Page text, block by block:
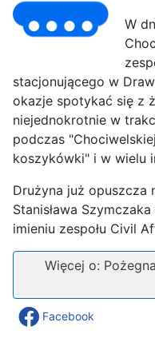
W
stacjonującego w
okazje spotykać się z
niejednokrotnie w
podczas
koszykówki" i w wielu
Drużyna już opuszcza
Stanisława
imieniu zespołu Civil
Więcej o:
Facebook